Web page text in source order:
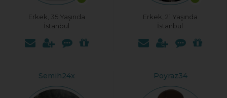
Erkek, 35 Yaşında
İstanbul
Erkek, 21 Yaşında
İstanbul
Semih24x Poyraz34